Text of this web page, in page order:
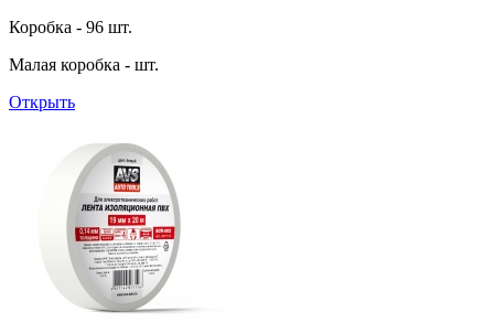
Коробка - 96 шт.
Малая коробка - шт.
Открыть